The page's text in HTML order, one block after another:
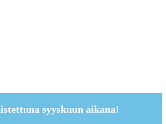
syyskuun aikana!